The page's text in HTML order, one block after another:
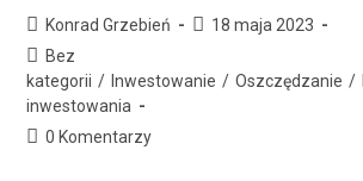
Konrad Grzebień
18 maja 2023
Bez
kategorii / Inwestowanie / Oszczędzanie /
inwestowania
0 Komentarzy